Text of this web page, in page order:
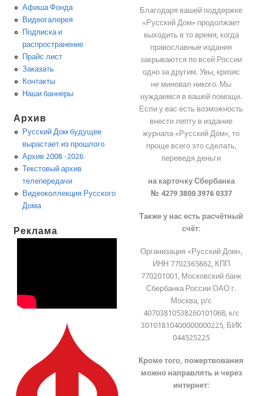
Афиша Фонда
Видеогалерея
Подписка и
распространение
Прайс лист
Заказать
Контакты
Наши баннеры
Архив
Русский Дом будущее
вырастает из прошлого
Архив 2008 -2026
Текстовый архив
телепередачи
Видеоколлекция Русского
Дома
Реклама
Благодаря вашей поддержке
«Русский Дом» продолжает
выходить в то время, когда
православные издания
закрываются по всей России
одно за другим. Увы, кризис
не миновал никого. Мы
нуждаемся в вашей помощи.
Если у вас есть возможность
внести лепту в издание
журнала «Русский Дом», то
проще всего это сделать,
переведя деньги
на карточку Сбербанка
№ 4279 3800 3976 0337
Также у нас есть расчётный
счёт:
Организация «Русский Дом»,
ИНН 7702365862, КПП
770201001, Московский банк
Сбербанка России ОАО г.
Москва, р/с
40703810538260101068, к/с
30101810400000000225, БИК
044525225
Кроме того, пожертвования
можно направлять и через
интернет: